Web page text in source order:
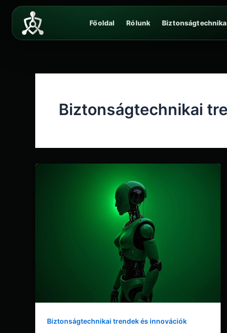
Főoldal Rólunk Biztonságtechnika
Skip
content
Biztonságtechnikai
Biztonságtechnikai trendek és innovációk